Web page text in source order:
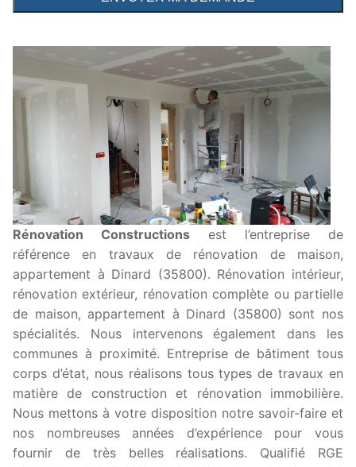
Rénovation Constructions est l’entreprise de
référence en travaux de rénovation de maison,
appartement à Dinard (35800). Rénovation intérieur,
rénovation extérieur, rénovation complète ou partielle
de maison, appartement à Dinard (35800) sont nos
spécialités. Nous intervenons également dans les
communes à proximité. Entreprise de bâtiment tous
corps d’état, nous réalisons tous types de travaux en
matière de construction et rénovation immobilière.
Nous mettons à votre disposition notre savoir-faire et
nos nombreuses années d’expérience pour vous
fournir de très belles réalisations. Qualifié RGE